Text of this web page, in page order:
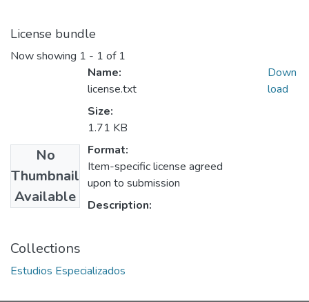
License bundle
Now showing 1 - 1 of 1
No
Thumbnail
Available
Name:
license.txt
Size:
1.71 KB
Format:
Item-specific license agreed
upon to submission
Description:
Down
load
Collections
Estudios Especializados